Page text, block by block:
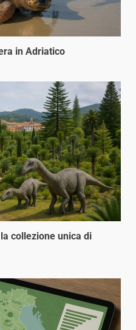
in Adriatico
collezione unica di